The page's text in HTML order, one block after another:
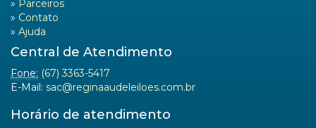
» Parceiros
» Contato
» Ajuda
Central de Atendimento
Fone: (67) 3363-5417
E-Mail: sac@reginaaudeleiloes.com.br
Horário de atendimento